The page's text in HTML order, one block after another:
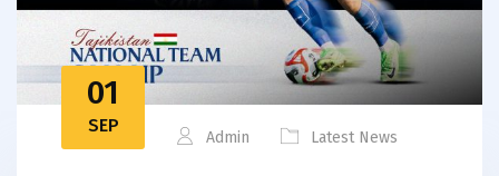
01
SEP
Admin Latest News